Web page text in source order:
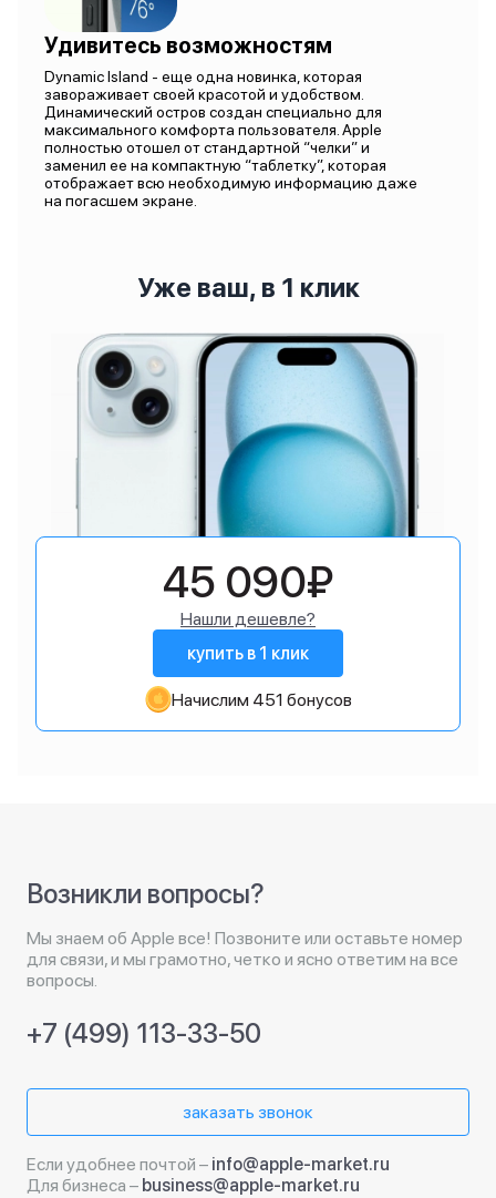
Удивитесь возможностям
Dynamic Island - еще одна новинка, которая
завораживает своей красотой и удобством.
Динамический остров создан специально для
максимального комфорта пользователя. Apple
полностью отошел от стандартной “челки” и
заменил ее на компактную “таблетку”, которая
отображает всю необходимую информацию даже
на погасшем экране.
Уже ваш, в 1 клик
45 090₽
Нашли дешевле?
купить в 1 клик
Начислим 451 бонусов
Возникли вопросы?
Мы знаем об Apple все! Позвоните или оставьте номер
для связи, и мы грамотно, четко и ясно ответим на все
вопросы.
+7 (499) 113-33-50
заказать звонок
Если удобнее почтой – info@apple-market.ru
Для бизнеса – business@apple-market.ru